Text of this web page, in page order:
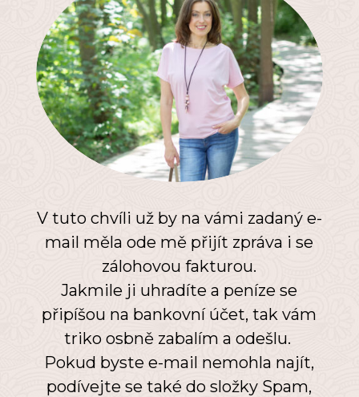
V tuto chvíli už by na vámi zadaný e-
mail měla ode mě přijít zpráva i se
zálohovou fakturou.
Jakmile ji uhradíte a peníze se
připíšou na bankovní účet, tak vám
triko osbně zabalím a odešlu.
Pokud byste e-mail nemohla najít,
podívejte se také do složky Spam,